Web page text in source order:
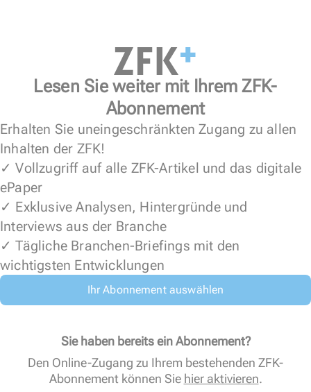
Lesen Sie weiter mit Ihrem ZFK-
Abonnement
Erhalten Sie uneingeschränkten Zugang zu allen
Inhalten der ZFK!
✓ Vollzugriff auf alle ZFK-Artikel und das digitale
ePaper
✓ Exklusive Analysen, Hintergründe und
Interviews aus der Branche
✓ Tägliche Branchen-Briefings mit den
wichtigsten Entwicklungen
Ihr Abonnement auswählen
Sie haben bereits ein Abonnement?
Den Online-Zugang zu Ihrem bestehenden ZFK-
Abonnement können Sie hier aktivieren.